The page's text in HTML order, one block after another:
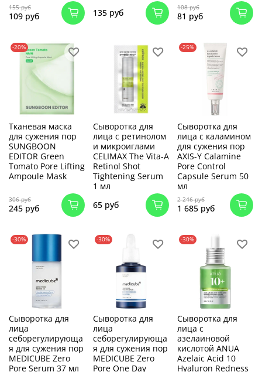
155 руб
109 руб 135 руб 108 руб
81 руб
-20%
Тканевая маска
для сужения пор
SUNGBOON
EDITOR Green
Tomato Pore Lifting
Ampoule Mask
306 руб
245 руб
Сыворотка для
лица с ретинолом
и микроиглами
CELIMAX The Vita-A
Retinol Shot
Tightening Serum
1 мл
65 руб
-25%
Сыворотка для
лица с каламином
для сужения пор
AXIS-Y Calamine
Pore Control
Capsule Serum 50
мл
2 246 руб
1 685 руб
-30%
Сыворотка для
лица
себорегулирующа
я для сужения пор
MEDICUBE Zero
Pore Serum 37 мл
-30%
Сыворотка для
лица
себорегулирующа
я для сужения пор
MEDICUBE Zero
Pore One Day
-30%
Сыворотка для
лица с
азелаиновой
кислотой ANUA
Azelaic Acid 10
Hyaluron Redness